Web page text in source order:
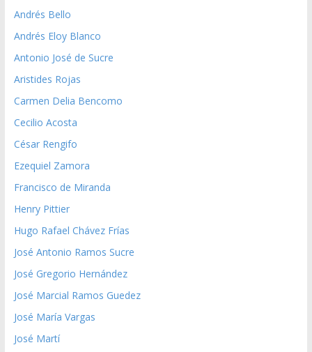
Andrés Bello
Andrés Eloy Blanco
Antonio José de Sucre
Aristides Rojas
Carmen Delia Bencomo
Cecilio Acosta
César Rengifo
Ezequiel Zamora
Francisco de Miranda
Henry Pittier
Hugo Rafael Chávez Frías
José Antonio Ramos Sucre
José Gregorio Hernández
José Marcial Ramos Guedez
José María Vargas
José Martí